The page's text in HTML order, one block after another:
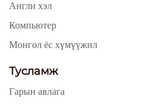
Англи хэл
Компьютер
Монгол ёс хүмүүжил
Тусламж
Гарын авлага